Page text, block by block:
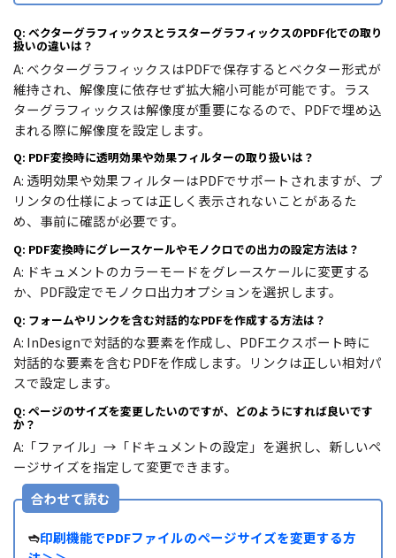
Q: ベクターグラフィックスとラスターグラフィックスのPDF化での取り
扱いの違いは？
A: ベクターグラフィックスはPDFで保存するとベクター形式が
維持され、解像度に依存せず拡大縮小可能が可能です。ラス
ターグラフィックスは解像度が重要になるので、PDFで埋め込
まれる際に解像度を設定します。
Q: PDF変換時に透明効果や効果フィルターの取り扱いは？
A: 透明効果や効果フィルターはPDFでサポートされますが、プ
リンタの仕様によっては正しく表示されないことがあるた
め、事前に確認が必要です。
Q: PDF変換時にグレースケールやモノクロでの出力の設定方法は？
A: ドキュメントのカラーモードをグレースケールに変更する
か、PDF設定でモノクロ出力オプションを選択します。
Q: フォームやリンクを含む対話的なPDFを作成する方法は？
A: InDesignで対話的な要素を作成し、PDFエクスポート時に
対話的な要素を含むPDFを作成します。リンクは正しい相対パ
スで設定します。
Q: ページのサイズを変更したいのですが、どのようにすれば良いです
か？
A:「ファイル」→「ドキュメントの設定」を選択し、新しいペ
ージサイズを指定して変更できます。
合わせて読む
➬印刷機能でPDFファイルのページサイズを変更する方